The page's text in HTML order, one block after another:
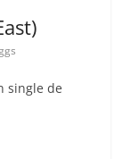
single de